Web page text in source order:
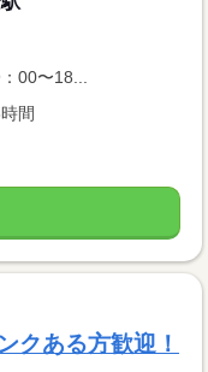
00〜18...
間
クある方歓迎！